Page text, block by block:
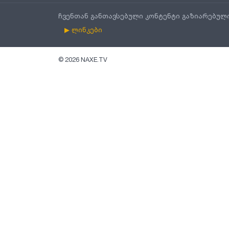
ჩვენთან განთავსებული კონტენტი
▶ ლინკები
© 2026 NAXE.TV